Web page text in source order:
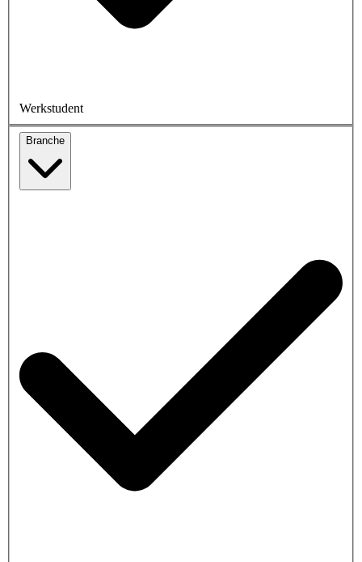
Werkstudent
Branche